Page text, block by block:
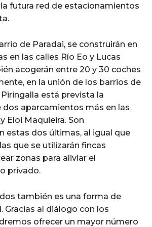
futura red de estacionamientos
de Paradai, se construirán en
en las calles Río Eo y Lucas
acogerán entre 20 y 30 coches
en la unión de los barrios de
está prevista la
dos aparcamientos más en las
Eloi Maquieira. Son
estas dos últimas, al igual que
que se utilizarán fincas
zonas para aliviar el
privado.
también es una forma de
Gracias al diálogo con los
ofrecer un mayor número